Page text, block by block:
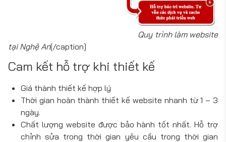
Quy trình làm website
tại Nghệ An[/caption]
Cam kết hỗ trợ khi thiết kế
Giá thành thiết kế hợp lý
Thời gian hoàn thành thiết kế website nhanh từ 1 – 3
ngày.
Chất lượng website được bảo hành tốt nhất. Hỗ trợ
chỉnh sửa trong thời gian yêu cầu trong thời gian